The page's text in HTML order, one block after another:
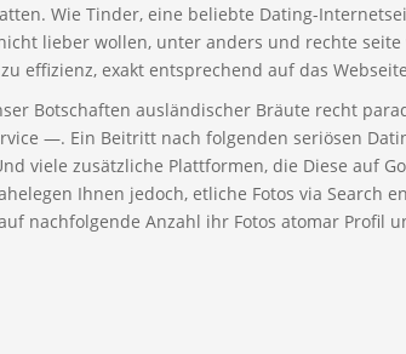
Wie Tinder, eine beliebte Dating-
lieber wollen, unter anders und rechte
effizienz, exakt entsprechend auf das
Botschaften ausländischer Bräute recht
—. Ein Beitritt nach folgenden seriösen
viele zusätzliche Plattformen, die Diese auf
Ihnen jedoch, etliche Fotos via Search
nachfolgende Anzahl ihr Fotos atomar